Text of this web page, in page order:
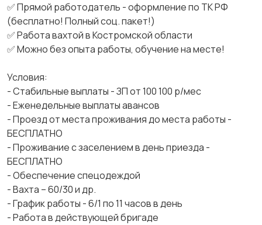
✅ Прямой работодатель - оформление по ТК РФ
(бесплатно! Полный соц. пакет!)
✅ Работа вахтой в Костромской области
✅ Можно без опыта работы, обучение на месте!
Условия:
- Стабильные выплаты - ЗП от 100 100 р/мес
- Еженедельные выплаты авансов
- Проезд от места проживания до места работы -
БЕСПЛАТНО
- Проживание с заселением в день приезда -
БЕСПЛАТНО
- Обеспечение спецодеждой
- Вахта – 60/30 и др.
- График работы - 6/1 по 11 часов в день
- Работа в действующей бригаде